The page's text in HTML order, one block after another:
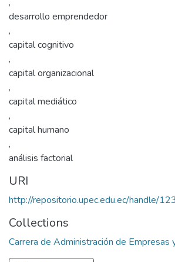
desarrollo emprendedor
,
capital cognitivo
,
capital organizacional
,
capital mediático
,
capital humano
,
análisis factorial
URI
http://repositorio.upec.edu.ec/handle/
Collections
Carrera de Administración de Empresas